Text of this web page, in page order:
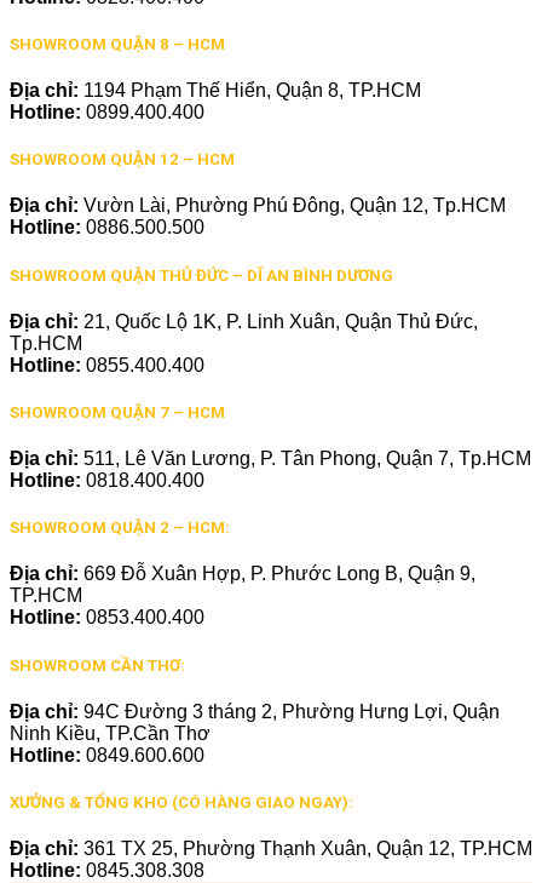
SHOWROOM QUẬN 8 – HCM
Địa chỉ: 1194 Phạm Thế Hiển, Quận 8, TP.HCM
Hotline: 0899.400.400
SHOWROOM QUẬN 12 – HCM
Địa chỉ: Vườn Lài, Phường Phú Đông, Quận 12, Tp.HCM
Hotline: 0886.500.500
SHOWROOM QUẬN THỦ ĐỨC – DĨ AN BÌNH DƯƠNG
Địa chỉ: 21, Quốc Lộ 1K, P. Linh Xuân, Quận Thủ Đức,
Tp.HCM
Hotline: 0855.400.400
SHOWROOM QUẬN 7 – HCM
Địa chỉ: 511, Lê Văn Lương, P. Tân Phong, Quận 7, Tp.HCM
Hotline: 0818.400.400
SHOWROOM QUẬN 2 – HCM:
Địa chỉ: 669 Đỗ Xuân Hợp, P. Phước Long B, Quận 9,
TP.HCM
Hotline: 0853.400.400
SHOWROOM CẦN THƠ:
Địa chỉ: 94C Đường 3 tháng 2, Phường Hưng Lợi, Quận
Ninh Kiều, TP.Cần Thơ
Hotline: 0849.600.600
XƯỞNG & TỔNG KHO (CÓ HÀNG GIAO NGAY):
Địa chỉ: 361 TX 25, Phường Thạnh Xuân, Quận 12, TP.HCM
Hotline: 0845.308.308